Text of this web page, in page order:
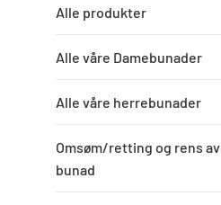
Alle produkter
Alle våre Damebunader
Alle våre herrebunader
Omsøm/retting og rens av
bunad